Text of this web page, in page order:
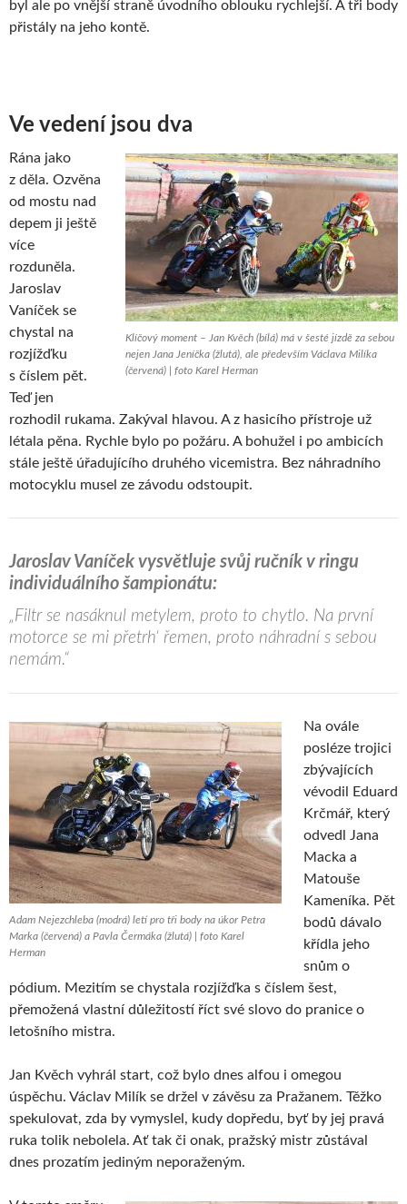
byl ale po vnější straně úvodního oblouku rychlejší. A tři body
přistály na jeho kontě.
Ve vedení jsou dva
Klíčový moment – Jan Kvěch (bílá) má v šesté jízdě za sebou
nejen Jana Jeníčka (žlutá), ale především Václava Milíka
(červená) | foto Karel Herman
Rána jako
z děla. Ozvěna
od mostu nad
depem ji ještě
více
rozduněla.
Jaroslav
Vaníček se
chystal na
rozjížďku
s číslem pět.
Teď jen
rozhodil rukama. Zakýval hlavou. A z hasicího přístroje už
létala pěna. Rychle bylo po požáru. A bohužel i po ambicích
stále ještě úřadujícího druhého vicemistra. Bez náhradního
motocyklu musel ze závodu odstoupit.
Jaroslav Vaníček vysvětluje svůj ručník v ringu
individuálního šampionátu:
„Filtr se nasáknul metylem, proto to chytlo. Na první
motorce se mi přetrh‘ řemen, proto náhradní s sebou
nemám.“
Adam Nejezchleba (modrá) letí pro tři body na úkor Petra
Marka (červená) a Pavla Čermáka (žlutá) | foto Karel
Herman
Na ovále
posléze trojici
zbývajících
vévodil Eduard
Krčmář, který
odvedl Jana
Macka a
Matouše
Kameníka. Pět
bodů dávalo
křídla jeho
snům o
pódium. Mezitím se chystala rozjížďka s číslem šest,
přemožená vlastní důležitostí říct své slovo do pranice o
letošního mistra.
Jan Kvěch vyhrál start, což bylo dnes alfou i omegou
úspěchu. Václav Milík se držel v závěsu za Pražanem. Těžko
spekulovat, zda by vymyslel, kudy dopředu, byť by jej pravá
ruka tolik nebolela. Ať tak či onak, pražský mistr zůstával
dnes prozatím jediným neporaženým.